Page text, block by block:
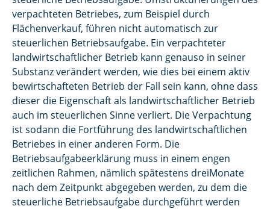
verpachteten Betriebes, zum Beispiel durch
Flächenverkauf, führen nicht automatisch zur
steuerlichen Betriebsaufgabe. Ein verpachteter
landwirtschaftlicher Betrieb kann genauso in seiner
Substanz verändert werden, wie dies bei einem aktiv
bewirtschafteten Betrieb der Fall sein kann, ohne dass
dieser die Eigenschaft als landwirtschaftlicher Betrieb
auch im steuerlichen Sinne verliert. Die Verpachtung
ist sodann die Fortführung des landwirtschaftlichen
Betriebes in einer anderen Form. Die
Betriebsaufgabeerklärung muss in einem engen
zeitlichen Rahmen, nämlich spätestens dreiMonate
nach dem Zeitpunkt abgegeben werden, zu dem die
steuerliche Betriebsaufgabe durchgeführt werden